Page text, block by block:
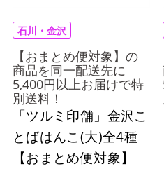
石川・金沢
【おまとめ便対象】の
商品を同一配送先に
5,400円以上お届けで特
別送料！
「ツルミ印舗」金沢こ
とばはんこ(大)全4種
【おまとめ便対象】